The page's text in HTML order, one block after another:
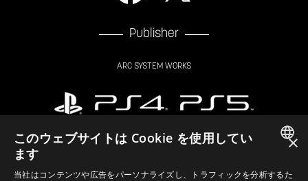
Publisher
ARC SYSTEM WORKS
×
このウェブサイトは Cookie を使用してい
ます
当社はコンテンツや広告をパーソナライズし、トラフィックを分析するた